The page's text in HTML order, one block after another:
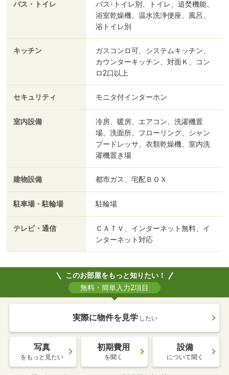
バス・トイレ
バス･トイレ別、トイレ、追焚機能、
浴室乾燥機、温水洗浄便座、風呂、
浴トイレ別
キッチン
ガスコンロ可、システムキッチン、
カウンターキッチン、対面Ｋ、コン
ロ2口以上
セキュリティ モニタ付インターホン
室内設備
冷房、暖房、エアコン、洗濯機置
場、洗面所、フローリング、シャン
プードレッサ、衣類乾燥機、室内洗
濯機置き場
建物設備 都市ガス、宅配ＢＯＸ
駐車場・駐輪場 駐輪場
テレビ・通信
ＣＡＴＶ、インターネット無料、イ
ンターネット対応
このお部屋をもっと知りたい！
無料・簡単入力2項目
実際に物件を見学 したい
写真
をもっと見たい
初期費用
を聞く
設備
について聞く